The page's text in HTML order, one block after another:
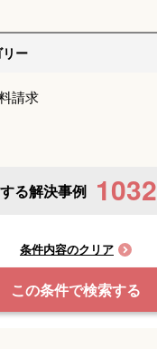
ー
請求
る解決事例 1032
条件内容のクリア
この条件で検索する